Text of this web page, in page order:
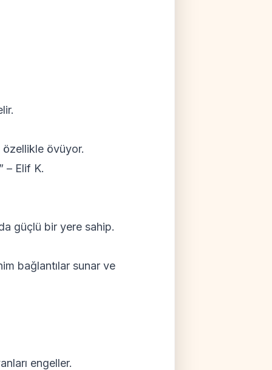
özellikle övüyor.
– Elif K.
güçlü bir yere sahip.
bağlantılar sunar ve
engeller.